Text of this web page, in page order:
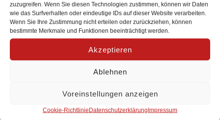
zuzugreifen. Wenn Sie diesen Technologien zustimmen, können wir Daten
wie das Surfverhalten oder eindeutige IDs auf dieser Website verarbeiten.
Wenn Sie Ihre Zustimmung nicht erteilen oder zurückziehen, können
bestimmte Merkmale und Funktionen beeinträchtigt werden.
Akzeptieren
Ablehnen
Voreinstellungen anzeigen
Cookie-RichtlinieDatenschutzerklärungImpressum